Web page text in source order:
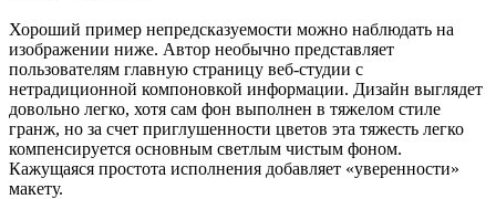
Хороший пример непредсказуемости можно наблюдать на
изображении ниже. Автор необычно представляет
пользователям главную страницу веб-студии с
нетрадиционной компоновкой информации. Дизайн выглядет
довольно легко, хотя сам фон выполнен в тяжелом стиле
гранж, но за счет приглушенности цветов эта тяжесть легко
компенсируется основным светлым чистым фоном.
Кажущаяся простота исполнения добавляет «уверенности»
макету.